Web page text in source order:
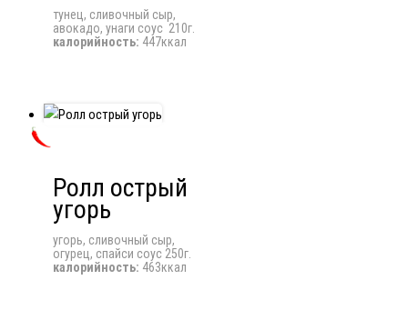
тунец, сливочный сыр,
авокадо, унаги соус 210г.
калорийность: 447ккал
Ролл острый
угорь
угорь, сливочный сыр,
огурец, спайси соус 250г.
калорийность: 463ккал